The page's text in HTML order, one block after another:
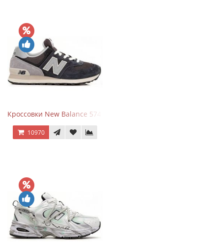
Кроссовки New Balance 574 Grey Graphite Black
10970